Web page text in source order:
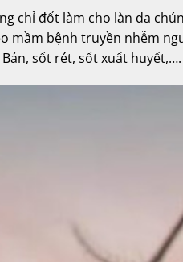
chỉ đốt làm cho làn da
mầm bệnh truyền nhễm
sốt rét, sốt xuất huyết,….